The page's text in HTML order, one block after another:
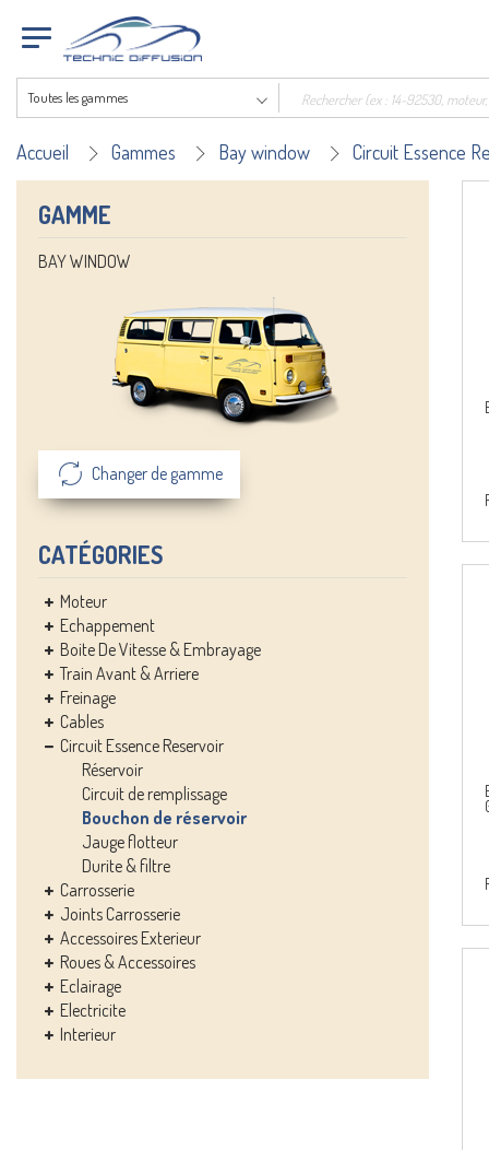
Toutes les gammes
Accueil Gammes Bay window Circuit Essence
GAMME
BAY WINDOW
Changer de gamme
CATÉGORIES
Moteur
Echappement
Boite De Vitesse & Embrayage
Train Avant & Arriere
Freinage
Cables
Circuit Essence Reservoir
Réservoir
Circuit de remplissage
Bouchon de réservoir
Jauge flotteur
Durite & filtre
Carrosserie
Joints Carrosserie
Accessoires Exterieur
Roues & Accessoires
Eclairage
Electricite
Interieur